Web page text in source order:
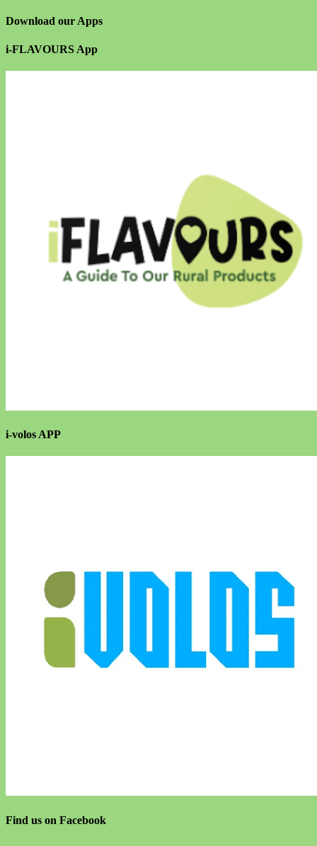
Download our Apps
i-FLAVOURS App
i-volos APP
Find us on Facebook